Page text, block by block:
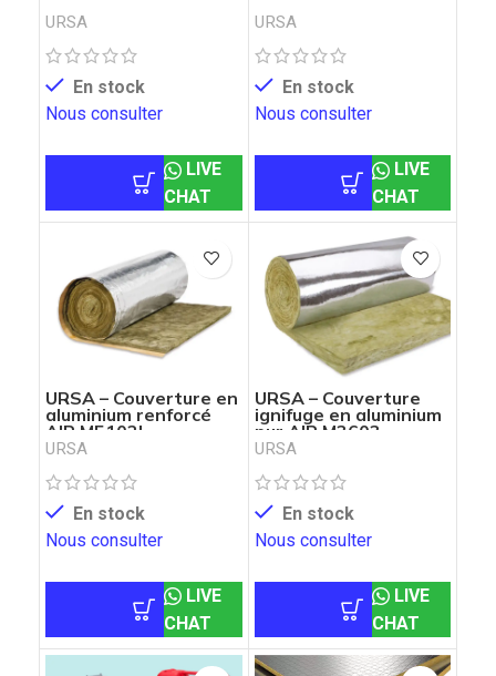
URSA
En stock
Nous consulter
LIVE
CHAT
URSA
En stock
Nous consulter
LIVE
CHAT
URSA – Couverture en
aluminium renforcé
AIR M5102L
URSA
En stock
Nous consulter
LIVE
CHAT
URSA – Couverture
ignifuge en aluminium
pur AIR M3603
URSA
En stock
Nous consulter
LIVE
CHAT